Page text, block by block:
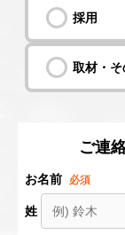
採用
取材・そ
ご連
お名前 必須
姓